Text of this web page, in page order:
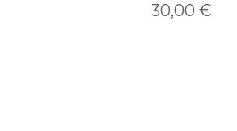
30,00 €
15,00 €